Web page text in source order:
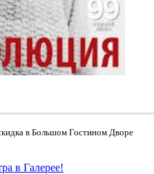
в Большом Гостином Дворе
в Галерее!